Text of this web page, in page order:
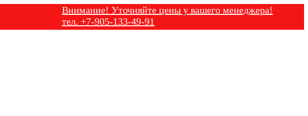
Внимание! Уточняйте цены у вашего менеджера!
тел. +7-905-133-49-91